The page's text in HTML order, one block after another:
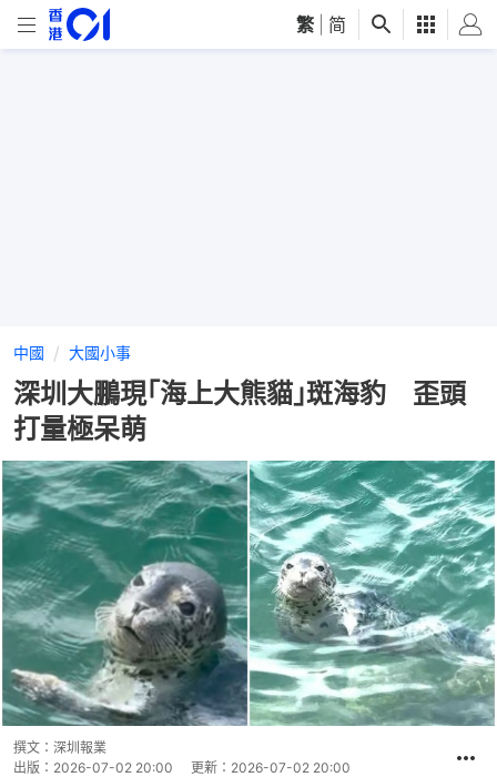
繁 简
中國 大國小事
深圳大鵬現｢海上大熊貓｣斑海豹 歪頭
打量極呆萌
撰文： 深圳報業
出版： 2026-07-02 20:00 更新： 2026-07-02 20:00